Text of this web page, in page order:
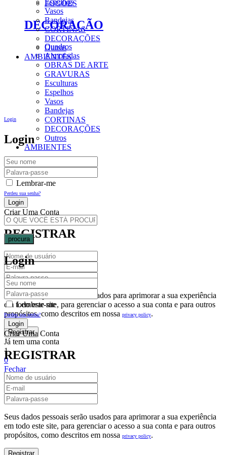
Vasos
Bandejas
CORTINAS
DECORAÇÕES
Outros
AMBIENTES
Login
Login
Lembrar-me
Perdeu sua senha?
Criar Uma Conta
REGISTRAR
Seus dados pessoais serão usados para aprimorar a sua experiência
em todo este site, para gerenciar o acesso a sua conta e para outros
propósitos, como descritos em nossa privacy policy.
Já tem uma conta
1
0
Fechar
Carrinho De Compras(0)
No products in the cart.
FOGÕES
DECORAÇÃO
Quadros
Almofadas
OBRAS DE ARTE
GRAVURAS
Esculturas
Espelhos
Vasos
Bandejas
CORTINAS
DECORAÇÕES
Outros
AMBIENTES
procura
Login
Lembrar-me
Perdeu sua senha?
Criar Uma Conta
REGISTRAR
Seus dados pessoais serão usados para aprimorar a sua experiência
em todo este site, para gerenciar o acesso a sua conta e para outros
propósitos, como descritos em nossa privacy policy.